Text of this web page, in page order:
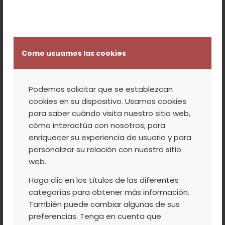
Como usuamos las cookies
Podemos solicitar que se establezcan
cookies en su dispositivo. Usamos cookies
para saber cuándo visita nuestro sitio web,
cómo interactúa con nosotros, para
enriquecer su experiencia de usuario y para
personalizar su relación con nuestro sitio
web.
Haga clic en los títulos de las diferentes
categorías para obtener más información.
También puede cambiar algunas de sus
preferencias. Tenga en cuenta que
están presididas por mujeres. Por si todo
Desde su incorporación, nuestra directora
general ha participado en acciones para
favorecer la visibilidad de las mujeres
cooperativistas y para incrementar su
participación en las cooperativas.
un total de 122) y hemos desarrollado
nuestro propio Plan de Igualdad, con un
Comité y un Grupo de Trabajo en Igualdad